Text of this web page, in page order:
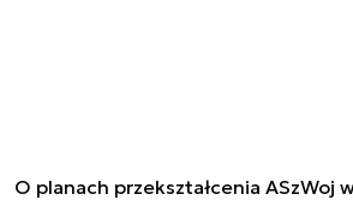
O planach przekształcenia ASzWoj